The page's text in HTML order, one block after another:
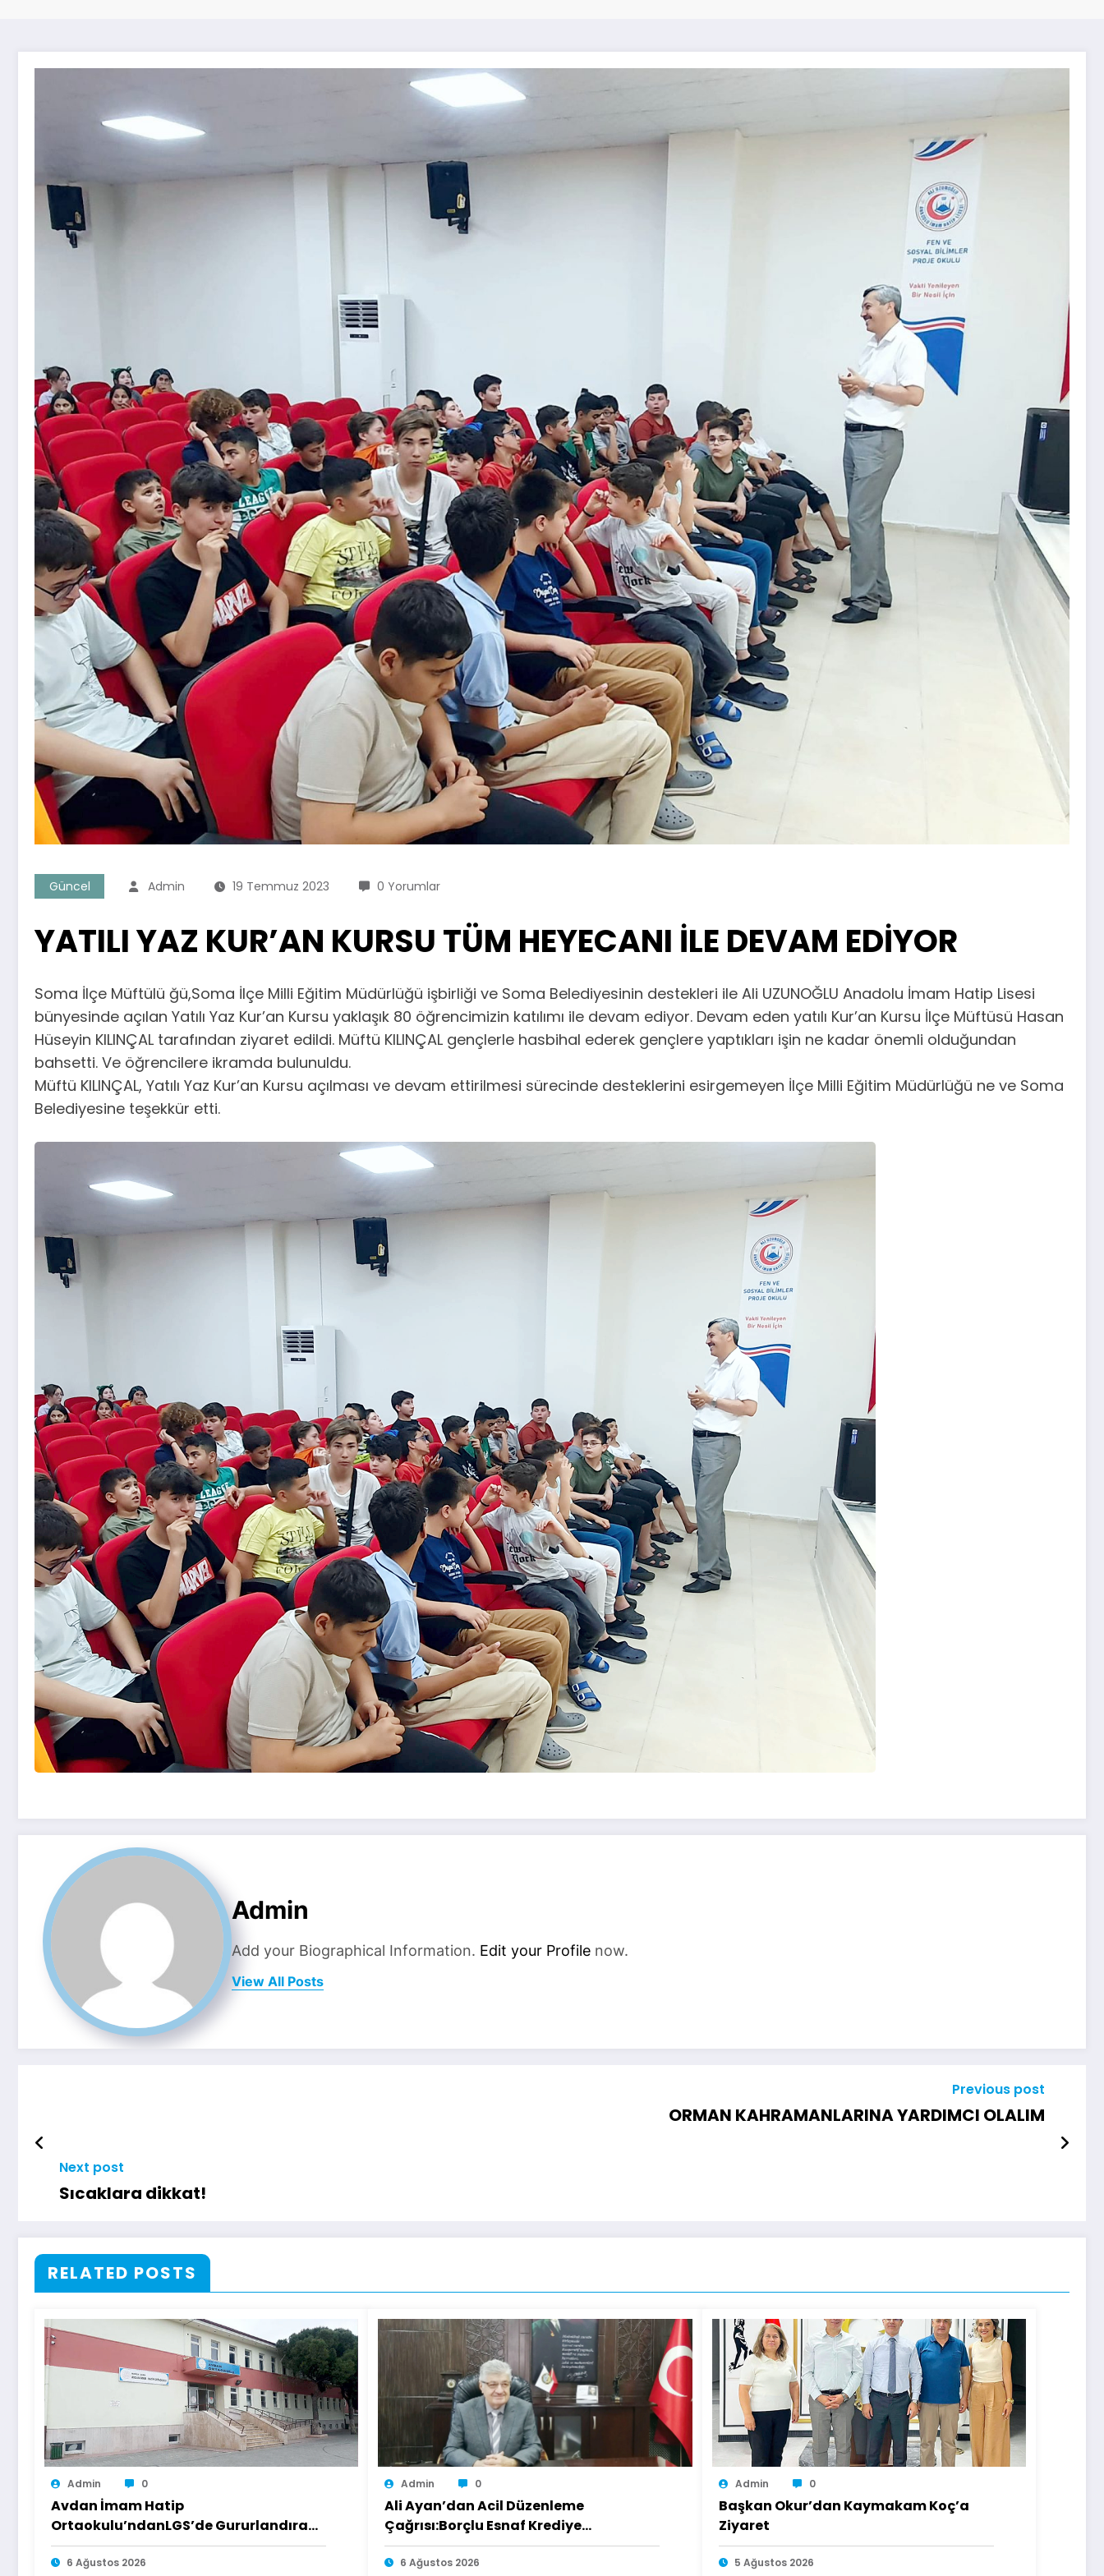
Güncel Admin 19 Temmuz 2023 0 Yorumlar
YATILI YAZ KUR’AN KURSU TÜM HEYECANI İLE DEVAM EDİYOR
Soma İlçe Müftülü ğü,Soma İlçe Milli Eğitim Müdürlüğü işbirliği ve Soma Belediyesinin destekleri ile Ali UZUNOĞLU Anadolu İmam Hatip Lisesi
bünyesinde açılan Yatılı Yaz Kur’an Kursu yaklaşık 80 öğrencimizin katılımı ile devam ediyor. Devam eden yatılı Kur’an Kursu İlçe Müftüsü Hasan
Hüseyin KILINÇAL tarafından ziyaret edildi. Müftü KILINÇAL gençlerle hasbihal ederek gençlere yaptıkları işin ne kadar önemli olduğundan
bahsetti. Ve öğrencilere ikramda bulunuldu.
Müftü KILINÇAL, Yatılı Yaz Kur’an Kursu açılması ve devam ettirilmesi sürecinde desteklerini esirgemeyen İlçe Milli Eğitim Müdürlüğü ne ve Soma
Belediyesine teşekkür etti.
Admin
Add your Biographical Information. Edit your Profile now.
View All Posts
Previous post
ORMAN KAHRAMANLARINA YARDIMCI OLALIM
Next post
Sıcaklara dikkat!
RELATED POSTS
Admin 0
Avdan İmam Hatip
Ortaokulu’ndanLGS’de Gururlandıran
Başarı
6 Ağustos 2026
Admin 0
Ali Ayan’dan Acil Düzenleme
Çağrısı:Borçlu Esnaf Krediye
Ulaşamıyor
6 Ağustos 2026
Admin 0
Başkan Okur’dan Kaymakam Koç’a
Ziyaret
5 Ağustos 2026